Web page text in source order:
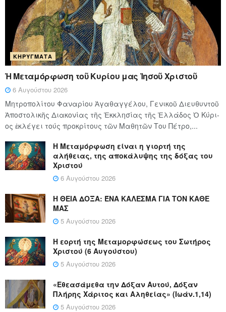
ΚΗΡΎΓΜΑΤΑ
Ἡ Μεταμόρφωση τοῦ Κυρίου μας Ἰησοῦ Χριστοῦ
6 Αυγούστου 2026
Μητροπολίτου Φαναρίου Ἀγαθαγγέλου, Γενικοῦ Διευθυντοῦ
Ἀποστολικῆς Διακονίας τῆς Ἐκκλησίας τῆς Ἑλλάδος Ὁ Κύ­ρι­
ος ἐκλέγει τούς προ­κρί­τους τῶν Μα­θη­τῶν Του Πέ­τρο,...
Η Μεταμόρφωση είναι η γιορτή της
αλήθειας, της αποκάλυψης της δόξας του
Χριστού
6 Αυγούστου 2026
Η ΘΕΙΑ ΔΟΞΑ: ΈΝΑ ΚΑΛΕΣΜΑ ΓΙΑ ΤΟΝ ΚΑΘΕ
ΜΑΣ
5 Αυγούστου 2026
Η εορτή της Μεταμορφώσεως του Σωτήρος
Χριστού (6 Αυγούστου)
5 Αυγούστου 2026
«Εθεασάμεθα την Δόξαν Αυτού, Δόξαν
Πλήρης Χάριτος και Αληθείας» (Ιωάν.1,14)
5 Αυγούστου 2026